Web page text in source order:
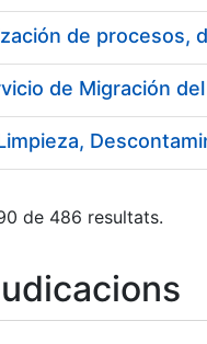
de procesos,
de Migración
de 486 resultats.